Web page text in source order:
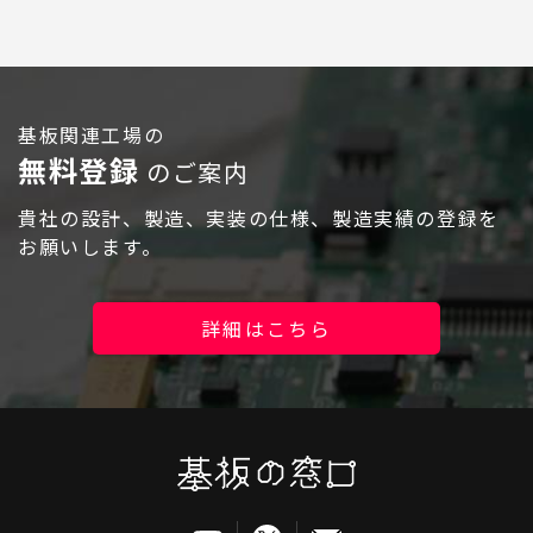
基板関連工場の
無料登録 のご案内
貴社の設計、製造、実装の仕様、製造実績の登録を
お願いします。
詳細はこちら